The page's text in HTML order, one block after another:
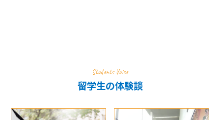
Students Voice
留学生の体験談